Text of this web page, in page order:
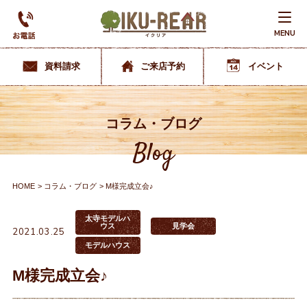
MENU
資料請求 ご来店予約 イベント
コラム・ブログ
Blog
HOME コラム・ブログ M様完成立会♪
2021.03.25
太寺モデルハ
ウス
見学会
モデルハウス
M様完成立会♪